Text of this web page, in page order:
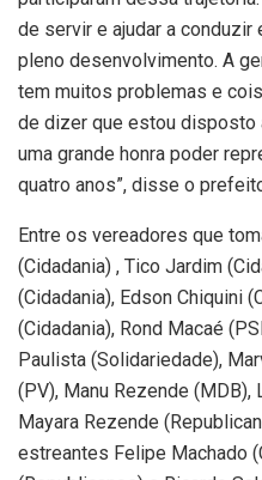
de servir e ajudar a
pleno desenvolvimento. A
tem muitos problemas e
de dizer que estou disposto
uma grande honra poder
quatro anos”, disse o
Entre os vereadores que
(Cidadania) , Tico Jardim
(Cidadania), Edson Chiquini
(Cidadania), Rond Macaé
Paulista (Solidariedade),
(PV), Manu Rezende (MDB),
Mayara Rezende
estreantes Felipe Machado